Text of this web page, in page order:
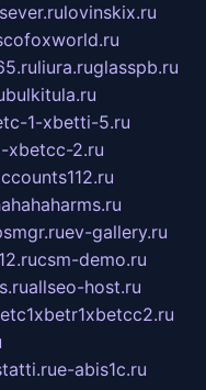
lovinskix.ru
liura.ruglasspb.ru
bulkitula.ru
1-xbetti-5.ru
xbetcc-2.ru
ev-gallery.ru
csm-demo.ru
allseo-host.ru
e-abis1c.ru